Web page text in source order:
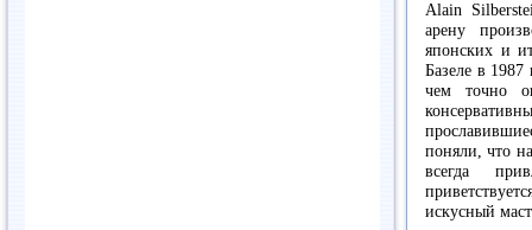
Alain
арену
японских и
Базеле в
чем точно
поняли, что
всегда
искусный